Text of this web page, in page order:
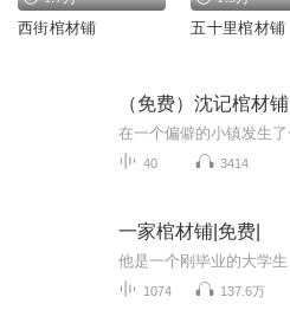
西街棺材铺 五十里棺材铺
（免费）沈记棺材铺
40 3414
一家棺材铺|免费|
1074 137.6万